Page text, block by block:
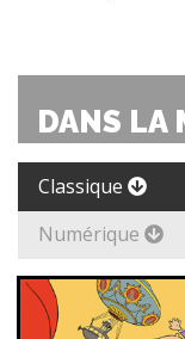
DANS LA
Classique
Numérique